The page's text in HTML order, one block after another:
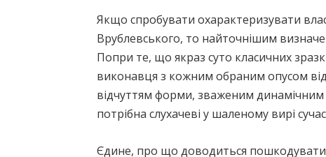
Якщо спробувати охарактеризувати
Врублевського, то найточнішим
Попри те, що якраз суто класичних
виконавця з кожним обраним опусом
відчуттям форми, зваженим
потрібна слухачеві у шаленому вирі
Єдине, про що доводиться